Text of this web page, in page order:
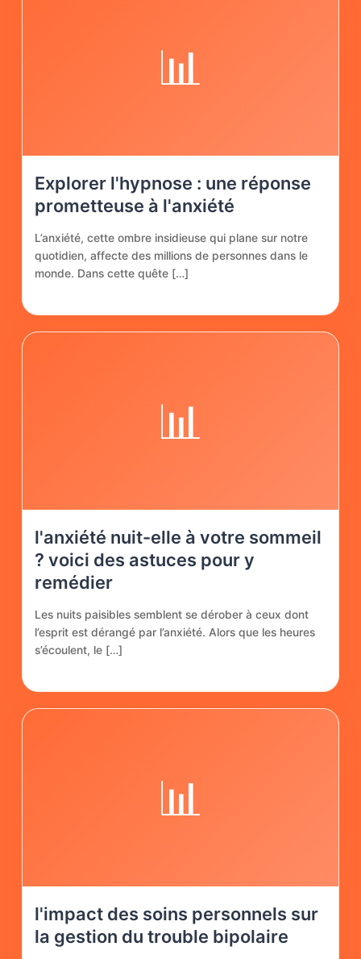
📊
Explorer l'hypnose : une réponse
prometteuse à l'anxiété
L’anxiété, cette ombre insidieuse qui plane sur notre
quotidien, affecte des millions de personnes dans le
monde. Dans cette quête […]
📊
l'anxiété nuit-elle à votre sommeil
? voici des astuces pour y
remédier
Les nuits paisibles semblent se dérober à ceux dont
l’esprit est dérangé par l’anxiété. Alors que les heures
s’écoulent, le […]
📊
l'impact des soins personnels sur
la gestion du trouble bipolaire